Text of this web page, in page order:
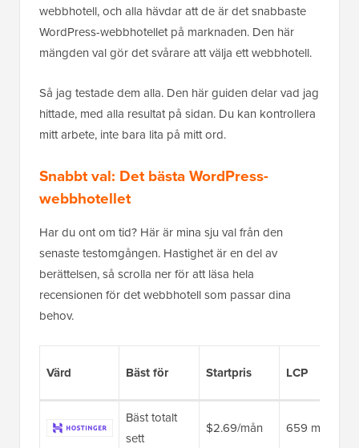
webbhotell, och alla hävdar att de är det snabbaste
WordPress-webbhotellet på marknaden. Den här
mängden val gör det svårare att välja ett webbhotell.
Så jag testade dem alla. Den här guiden delar vad jag
hittade, med alla resultat på sidan. Du kan kontrollera
mitt arbete, inte bara lita på mitt ord.
Snabbt val: Det bästa WordPress-
webbhotellet
Har du ont om tid? Här är mina sju val från den
senaste testomgången. Hastighet är en del av
berättelsen, så scrolla ner för att läsa hela
recensionen för det webbhotell som passar dina
behov.
Värd Bäst för Startpris LCP
Bäst totalt
sett
$2.69/mån 659 ms